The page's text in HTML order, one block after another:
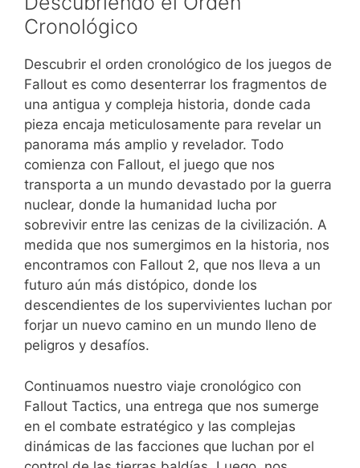
Cronológico
Descubrir el orden cronológico de los juegos de
Fallout es como desenterrar los fragmentos de
una antigua y compleja historia, donde cada
pieza encaja meticulosamente para revelar un
panorama más amplio y revelador. Todo
comienza con Fallout, el juego que nos
transporta a un mundo devastado por la guerra
nuclear, donde la humanidad lucha por
sobrevivir entre las cenizas de la civilización. A
medida que nos sumergimos en la historia, nos
encontramos con Fallout 2, que nos lleva a un
futuro aún más distópico, donde los
descendientes de los supervivientes luchan por
forjar un nuevo camino en un mundo lleno de
peligros y desafíos.
Continuamos nuestro viaje cronológico con
Fallout Tactics, una entrega que nos sumerge
en el combate estratégico y las complejas
dinámicas de las facciones que luchan por el